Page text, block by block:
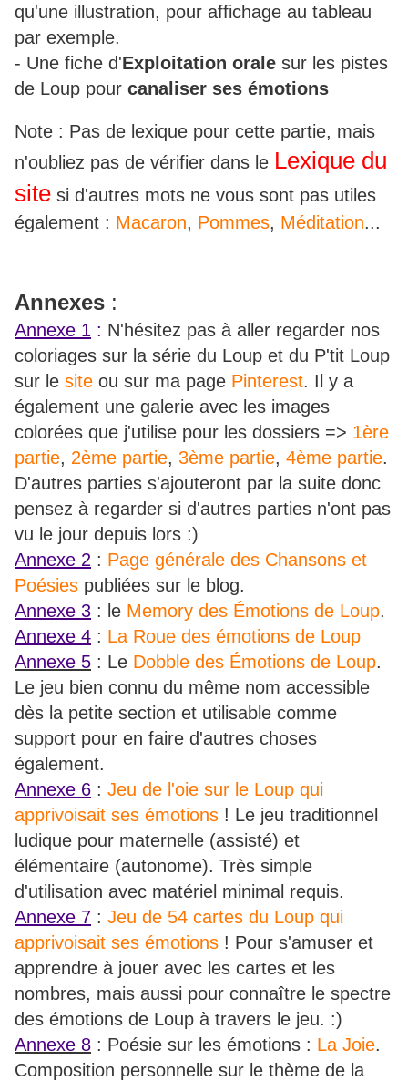
qu'une illustration, pour affichage au tableau
par exemple.
- Une fiche d'Exploitation orale sur les pistes
de Loup pour canaliser ses émotions
Note : Pas de lexique pour cette partie, mais
n'oubliez pas de vérifier dans le Lexique du
site si d'autres mots ne vous sont pas utiles
également : Macaron, Pommes, Méditation...
Annexes :
Annexe 1 : N'hésitez pas à aller regarder nos
coloriages sur la série du Loup et du P'tit Loup
sur le site ou sur ma page Pinterest. Il y a
également une galerie avec les images
colorées que j'utilise pour les dossiers => 1ère
partie, 2ème partie, 3ème partie, 4ème partie.
D'autres parties s'ajouteront par la suite donc
pensez à regarder si d'autres parties n'ont pas
vu le jour depuis lors :)
Annexe 2 : Page générale des Chansons et
Poésies publiées sur le blog.
Annexe 3 : le Memory des Émotions de Loup.
Annexe 4 : La Roue des émotions de Loup
Annexe 5 : Le Dobble des Émotions de Loup.
Le jeu bien connu du même nom accessible
dès la petite section et utilisable comme
support pour en faire d'autres choses
également.
Annexe 6 : Jeu de l'oie sur le Loup qui
apprivoisait ses émotions ! Le jeu traditionnel
ludique pour maternelle (assisté) et
élémentaire (autonome). Très simple
d'utilisation avec matériel minimal requis.
Annexe 7 : Jeu de 54 cartes du Loup qui
apprivoisait ses émotions ! Pour s'amuser et
apprendre à jouer avec les cartes et les
nombres, mais aussi pour connaître le spectre
des émotions de Loup à travers le jeu. :)
Annexe 8 : Poésie sur les émotions : La Joie.
Composition personnelle sur le thème de la